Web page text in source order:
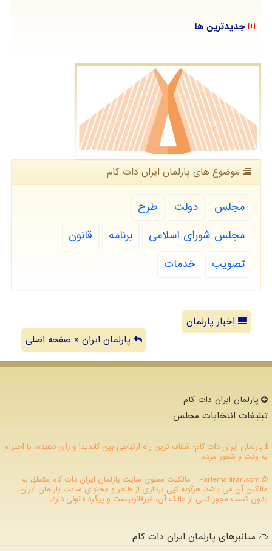
جدیدترین ها
موضوع های پارلمان ایران دات كام
مجلس دولت
طرح
مجلس شورای اسلامی
برنامه
قانون
تصویب
خدمات
اخبار پارلمان
پارلمان ایران » صفحه اصلی
پارلمان ایران دات كام
تبلیغات انتخابات مجلس
پارلمان ایران دات کام؛ شفاف ترین راه ارتباطی بین کاندیدا و رأی دهنده، با احترام
به وقت و شعور مردم
ParlemanIran.com - مالکیت معنوی سایت پارلمان ایران دات كام متعلق به
مالکین آن می باشد. هرگونه کپی برداری از ظاهر و محتوای سایت پارلمان ایران،
بدون کسب مجوز کتبی از مالک آن، غیرقانونیست و پیگرد قانونی دارد.
میانبرهای پارلمان ایران دات کام